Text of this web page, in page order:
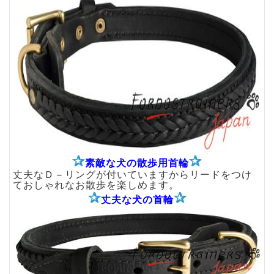
✰素敵な犬の散歩用首輪✰
丈夫なＤ－リングが付いていますからリードをつけ
ておしゃれなお散歩を楽しめます。
✰丈夫な犬の首輪✰